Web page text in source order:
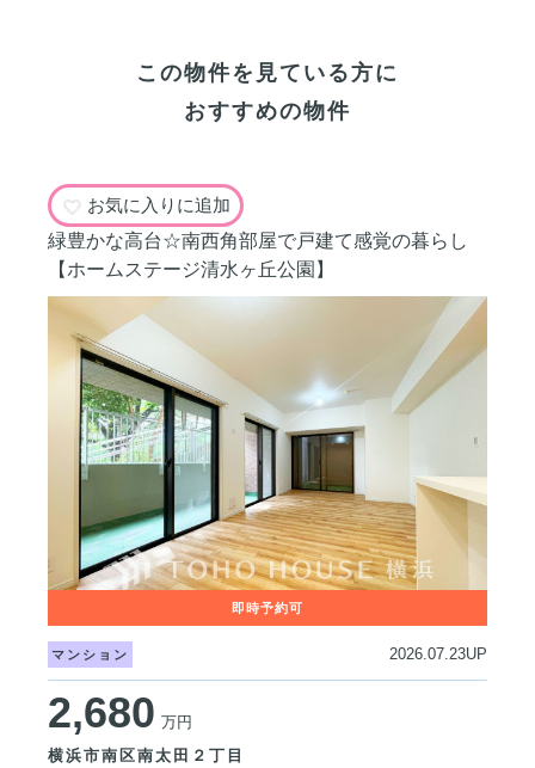
この物件を見ている方に
おすすめの物件
お気に入りに追加
緑豊かな高台☆南西角部屋で戸建て感覚の暮らし
【ホームステージ清水ヶ丘公園】
マンション 2026.07.23UP
2,680 万円
横浜市南区南太田２丁目